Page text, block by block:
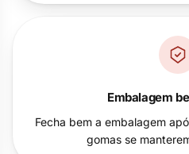
Embalagem
Fecha bem a embalagem
gomas se